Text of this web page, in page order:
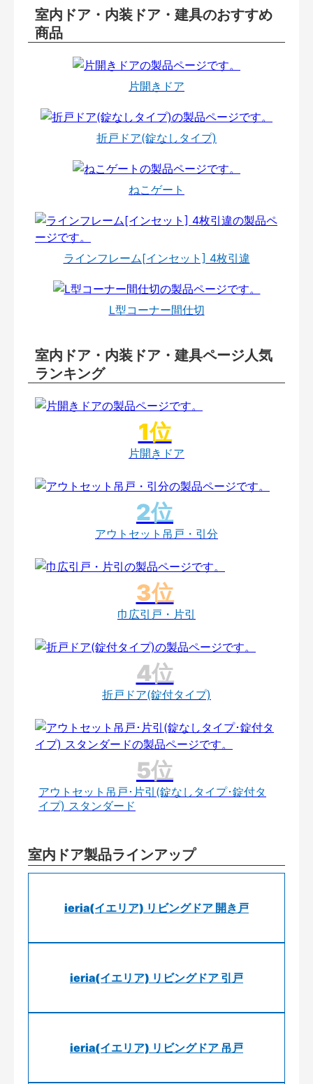
室内ドア・内装ドア・建具のおすすめ
商品
片開きドア
折戸ドア(錠なしタイプ)
ねこゲート
ラインフレーム[インセット] 4枚引違
L型コーナー間仕切
室内ドア・内装ドア・建具ページ人気
ランキング
片開きドア
アウトセット吊戸・引分
巾広引戸・片引
折戸ドア(錠付タイプ)
アウトセット吊戸･片引(錠なしタイプ･錠付タ
イプ) スタンダード
室内ドア製品ラインアップ
ieria(イエリア) リビングドア 開き戸
ieria(イエリア) リビングドア 引戸
ieria(イエリア) リビングドア 吊戸